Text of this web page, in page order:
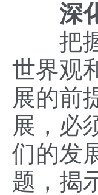
深化
把握
世界观
展的前
展，必
们的发
题，揭